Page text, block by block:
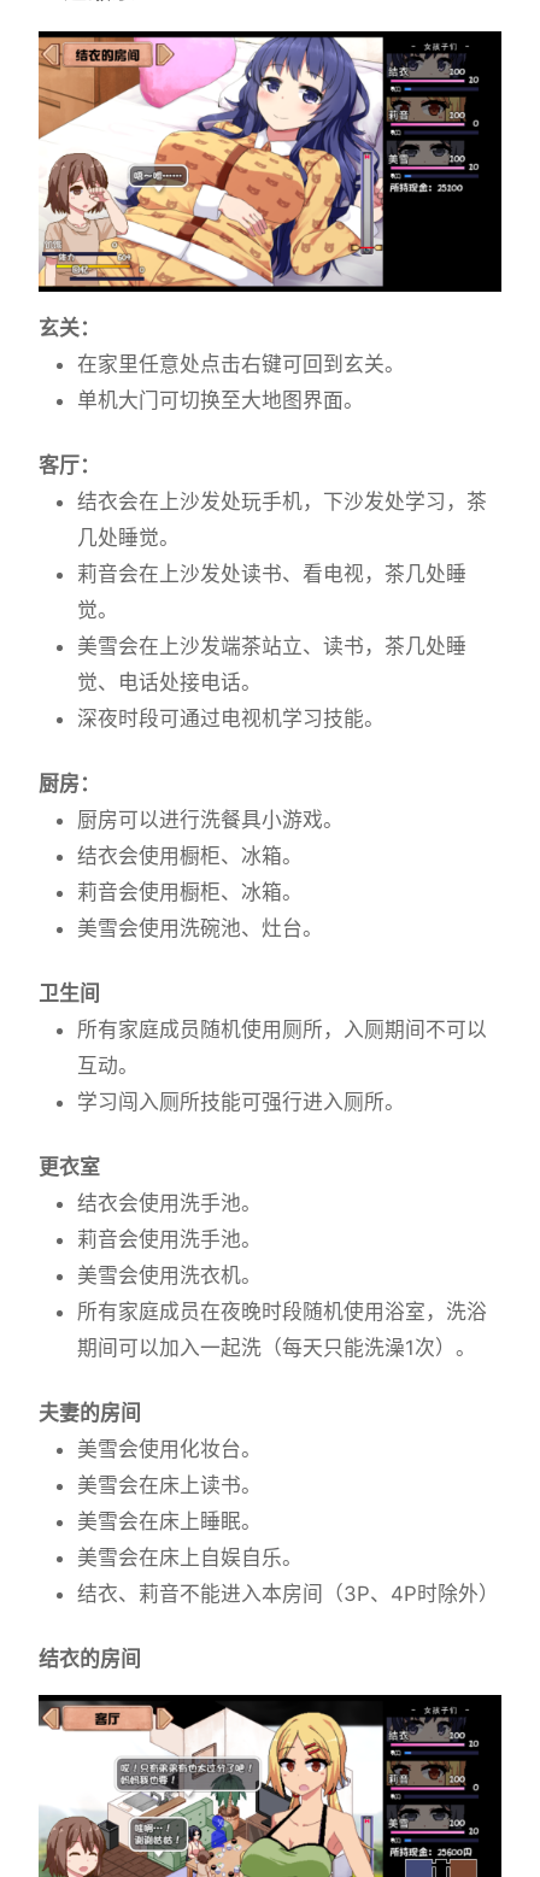
玄关：
在家里任意处点击右键可回到玄关。
单机大门可切换至大地图界面。
客厅：
结衣会在上沙发处玩手机，下沙发处学习，茶
几处睡觉。
莉音会在上沙发处读书、看电视，茶几处睡
觉。
美雪会在上沙发端茶站立、读书，茶几处睡
觉、电话处接电话。
深夜时段可通过电视机学习技能。
厨房：
厨房可以进行洗餐具小游戏。
结衣会使用橱柜、冰箱。
莉音会使用橱柜、冰箱。
美雪会使用洗碗池、灶台。
卫生间
所有家庭成员随机使用厕所，入厕期间不可以
互动。
学习闯入厕所技能可强行进入厕所。
更衣室
结衣会使用洗手池。
莉音会使用洗手池。
美雪会使用洗衣机。
所有家庭成员在夜晚时段随机使用浴室，洗浴
期间可以加入一起洗（每天只能洗澡1次）。
夫妻的房间
美雪会使用化妆台。
美雪会在床上读书。
美雪会在床上睡眠。
美雪会在床上自娱自乐。
结衣、莉音不能进入本房间（3P、4P时除外）
结衣的房间